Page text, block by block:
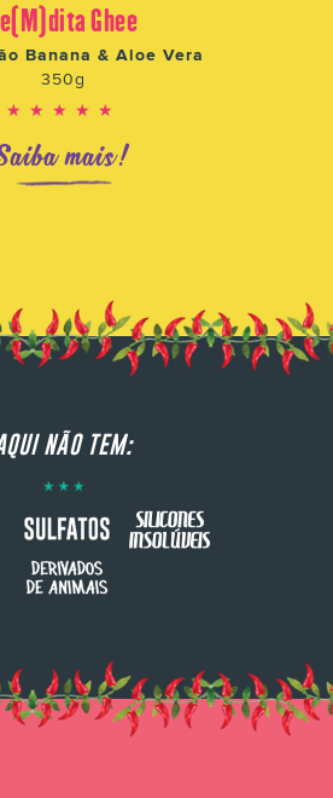
Ghee
Banana & Aloe Vera
350g
★★★★★
mais!
NÃO TEM: